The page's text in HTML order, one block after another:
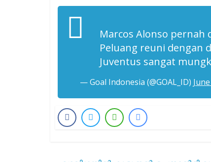
Marcos Alonso pernah
Peluang reuni dengan
Juventus sangat
— Goal Indonesia (@GOAL_ID)